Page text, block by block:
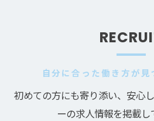
自分に合った働き方が
初めての方にも寄り添い、安心
ーの求人情報を掲載し